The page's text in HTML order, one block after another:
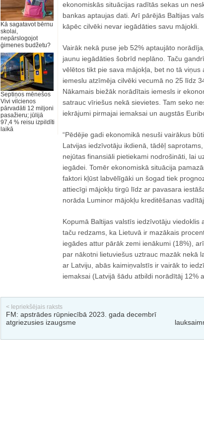
Kā sagatavot bērnu
skolai,
nepārslogojot
ģimenes budžetu?
Septiņos mēnešos
Vivi vilcienos
pārvadāti 12 miljoni
pasažieru; jūlijā
97,4 % reisu izpildīti
laikā
ekonomiskās situācijas radītās sekas un
bankas aptaujas dati. Arī pārējās Baltijas
kāpēc cilvēki nevar iegādāties savu mājokli.
Vairāk nekā puse jeb 52% aptaujāto
jaunu iegādāties šobrīd neplāno. Taču
vēlētos tikt pie sava mājokļa, bet no tā
iemeslu atzīmēja cilvēki vecumā no 25 līdz
Nākamais biežāk norādītais iemesls ir
satrauc vīriešus nekā sievietes. Tam seko
iekrājumi pirmajai iemaksai un augstās
“Pēdējie gadi ekonomikā nesuši vairākus
Latvijas iedzīvotāju ikdienā, tādēļ
nejūtas finansiāli pietiekami nodrošināti, lai
iegādei. Tomēr ekonomiskā situācija
faktori kļūst labvēlīgāki un šogad tiek
attiecīgi mājokļu tirgū līdz ar pavasara
norāda Luminor mājokļu kreditēšanas
Kopumā Baltijas valstīs iedzīvotāju viedoklis
taču redzams, ka Lietuvā ir mazākais
iegādes attur pārāk zemi ienākumi (18%),
par nākotni lietuviešus uztrauc mazāk nekā
ar Latviju, abās kaimiņvalstīs ir vairāk to
iemaksai (Latvijā šādu atbildi norādītāj 12%
< Iepriekšējais raksts
FM: apstrādes rūpniecībā 2023. gada decembrī
atgriezusies izaugsme